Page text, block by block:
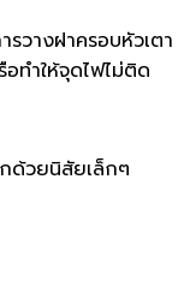
วางฝาครอบหัวเตา
อทำให้จุดไฟไม่ติด
ด้วยนิสัยเล็กๆ